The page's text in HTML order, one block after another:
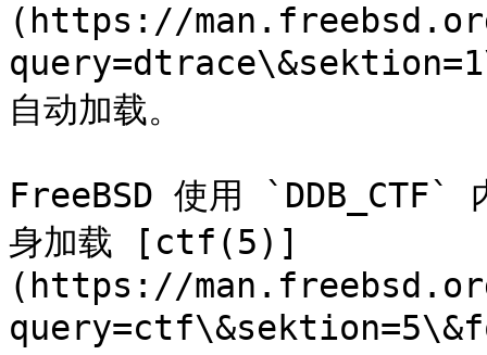
(https://
自动加载。
FreeBSD 使用 `DDB_CTF`
身加载 [ctf(5)]
(https://